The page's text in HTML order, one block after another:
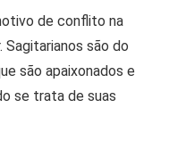
de conflito na
Sagitarianos são do
são apaixonados e
se trata de suas